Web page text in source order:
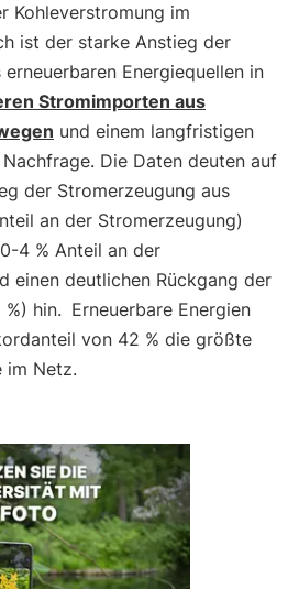
Kohleverstromung im
ist der starke Anstieg der
Energiequellen in
Stromimporten aus
und einem langfristigen
Die Daten deuten auf
der Stromerzeugung aus
an der Stromerzeugung)
4 % Anteil an der
einen deutlichen Rückgang der
hin. Erneuerbare Energien
von 42 % die größte
im Netz.